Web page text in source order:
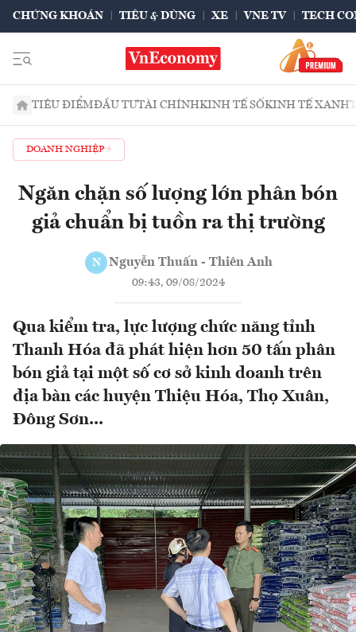
CHỨNG KHOÁN TIÊU & DÙNG XE VNE TV TECH
TIÊU ĐIỂMĐẦU TƯTÀI CHÍNHKINH TẾ SỐKINH TẾ XANH
DOANH NGHIỆP
Ngăn chặn số lượng lớn phân bón
giả chuẩn bị tuồn ra thị trường
N Nguyễn Thuấn - Thiên Anh
09:43, 09/08/2024
Qua kiểm tra, lực lượng chức năng tỉnh
Thanh Hóa đã phát hiện hơn 50 tấn phân
bón giả tại một số cơ sở kinh doanh trên
địa bàn các huyện Thiệu Hóa, Thọ Xuân,
Đông Sơn...